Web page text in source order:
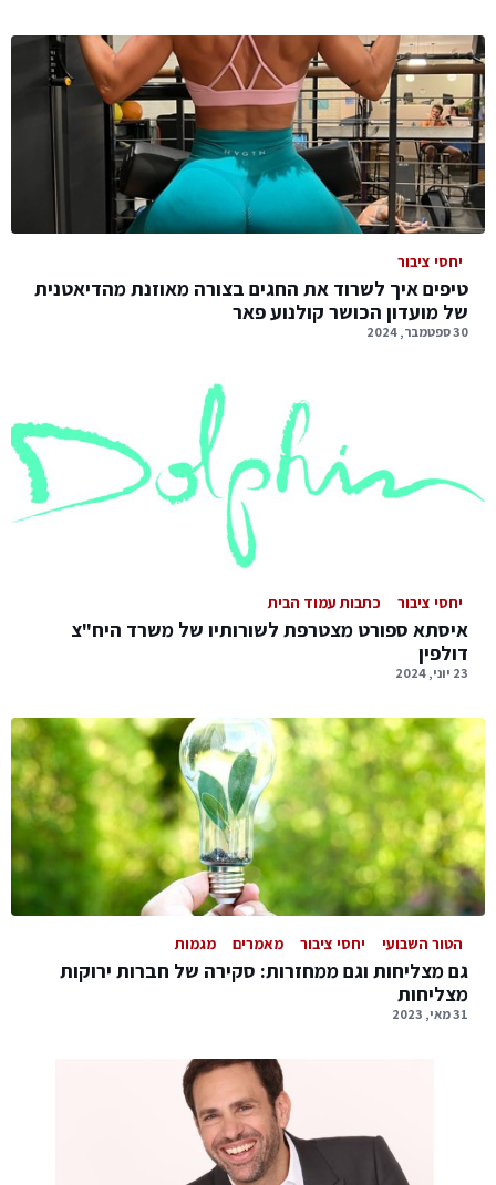
יחסי ציבור
טיפים איך לשרוד את החגים בצורה מאוזנת מהדיאטנית
של מועדון הכושר קולנוע פאר
30 ספטמבר, 2024
יחסי ציבור כתבות עמוד הבית
איסתא ספורט מצטרפת לשורותיו של משרד היח"צ
דולפין
23 יוני, 2024
הטור השבועי יחסי ציבור מאמרים מגמות
גם מצליחות וגם ממחזרות: סקירה של חברות ירוקות
מצליחות
31 מאי, 2023